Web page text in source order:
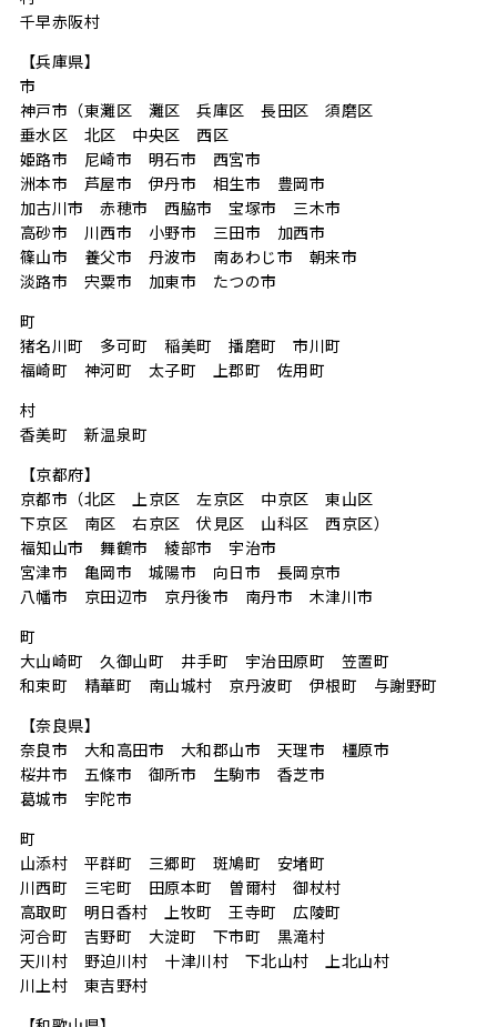
千早赤阪村
【兵庫県】
市
神戸市（東灘区 灘区 兵庫区 長田区 須磨区
垂水区 北区 中央区 西区
姫路市 尼崎市 明石市 西宮市
洲本市 芦屋市 伊丹市 相生市 豊岡市
加古川市 赤穂市 西脇市 宝塚市 三木市
高砂市 川西市 小野市 三田市 加西市
篠山市 養父市 丹波市 南あわじ市 朝来市
淡路市 宍粟市 加東市 たつの市
町
猪名川町 多可町 稲美町 播磨町 市川町
福崎町 神河町 太子町 上郡町 佐用町
村
香美町 新温泉町
【京都府】
京都市（北区 上京区 左京区 中京区 東山区
下京区 南区 右京区 伏見区 山科区 西京区）
福知山市 舞鶴市 綾部市 宇治市
宮津市 亀岡市 城陽市 向日市 長岡京市
八幡市 京田辺市 京丹後市 南丹市 木津川市
町
大山崎町 久御山町 井手町 宇治田原町 笠置町
和束町 精華町 南山城村 京丹波町 伊根町 与謝野町
【奈良県】
奈良市 大和高田市 大和郡山市 天理市 橿原市
桜井市 五條市 御所市 生駒市 香芝市
葛城市 宇陀市
町
山添村 平群町 三郷町 斑鳩町 安堵町
川西町 三宅町 田原本町 曽爾村 御杖村
高取町 明日香村 上牧町 王寺町 広陵町
河合町 吉野町 大淀町 下市町 黒滝村
天川村 野迫川村 十津川村 下北山村 上北山村
川上村 東吉野村